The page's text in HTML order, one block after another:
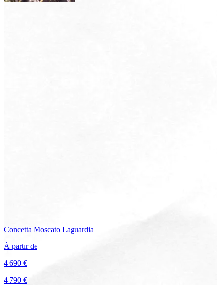
Concetta Moscato Laguardia
À partir de
4 690 €
4 790 €